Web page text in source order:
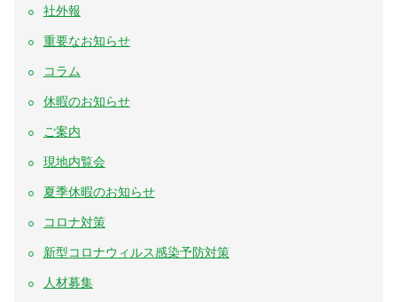
社外報
重要なお知らせ
コラム
休暇のお知らせ
ご案内
現地内覧会
夏季休暇のお知らせ
コロナ対策
新型コロナウィルス感染予防対策
人材募集